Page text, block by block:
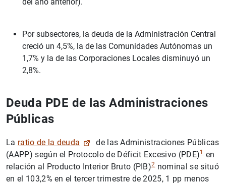
Por subsectores, la deuda de la Administración Central
creció un 4,5%, la de las Comunidades Autónomas un
1,7% y la de las Corporaciones Locales disminuyó un
2,8%.
Deuda PDE de las Administraciones
Públicas
La ratio de la deuda
de las Administraciones Públicas
(AAPP) según el Protocolo de Déficit Excesivo (PDE)1en
relación al Producto Interior Bruto (PIB)2nominal se situó
en el 103,2% en el tercer trimestre de 2025, 1 pp menos